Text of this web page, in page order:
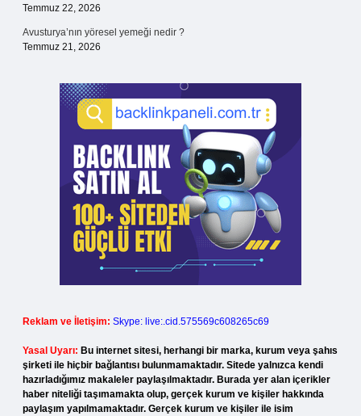
Temmuz 22, 2026
Avusturya’nın yöresel yemeği nedir ?
Temmuz 21, 2026
Reklam ve İletişim: Skype: live:.cid.575569c608265c69
Yasal Uyarı: Bu internet sitesi, herhangi bir marka, kurum veya şahıs
şirketi ile hiçbir bağlantısı bulunmamaktadır. Sitede yalnızca kendi
hazırladığımız makaleler paylaşılmaktadır. Burada yer alan içerikler
haber niteliği taşımamakta olup, gerçek kurum ve kişiler hakkında
paylaşım yapılmamaktadır. Gerçek kurum ve kişiler ile isim